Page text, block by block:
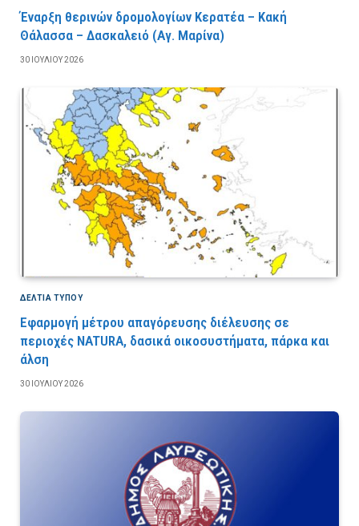
Έναρξη θερινών δρομολογίων Κερατέα – Κακή
Θάλασσα – Δασκαλειό (Αγ. Μαρίνα)
30 ΙΟΥΛΊΟΥ 2026
ΔΕΛΤΙΑ ΤΥΠΟΥ
Εφαρμογή μέτρου απαγόρευσης διέλευσης σε
περιοχές NATURA, δασικά οικοσυστήματα, πάρκα και
άλση
30 ΙΟΥΛΊΟΥ 2026